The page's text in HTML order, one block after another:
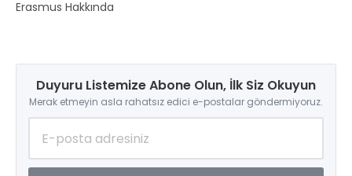
Erasmus Hakkında
Duyuru Listemize Abone Olun, İlk Siz Okuyun
Merak etmeyin asla rahatsız edici e-postalar göndermiyoruz.